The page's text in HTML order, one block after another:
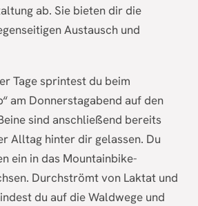
ab. Sie bieten dir die
Austausch und
Tage sprintest du beim
am Donnerstagabend auf den
sind anschließend bereits
Alltag hinter dir gelassen. Du
ein in das Mountainbike-
Durchströmt von Laktat und
du auf die Waldwege und